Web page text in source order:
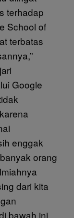
terhadap
School of
terbatas
Google
enggak
orang
dari kita
bawah ini.